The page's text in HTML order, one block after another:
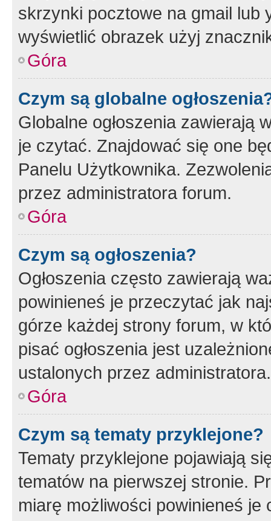
skrzynki pocztowe na gmail lub
wyświetlić obrazek użyj
Góra
Czym są globalne
Globalne ogłoszenia zawierają
je czytać. Znajdować się one
Panelu Użytkownika.
przez administratora forum.
Góra
Czym są ogłoszenia?
Ogłoszenia często zawierają
powinieneś je przeczytać jak
górze każdej strony forum, w
pisać ogłoszenia jest
ustalonych przez administratora.
Góra
Czym są tematy przyklejone?
Tematy przyklejone pojawiają
tematów na pierwszej stronie.
miarę możliwości powinieneś je